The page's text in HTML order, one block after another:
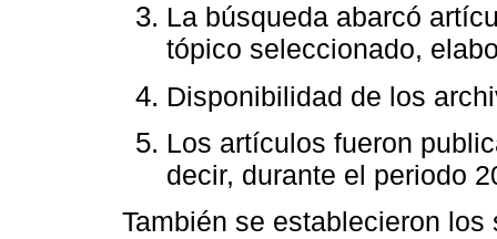
La búsqueda abarcó
tópico seleccionado,
Disponibilidad de los
Los artículos fueron
decir, durante el periodo
También se establecieron